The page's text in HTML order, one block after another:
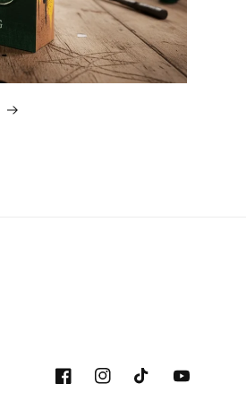
FacebookInstagramTikTok YouTube